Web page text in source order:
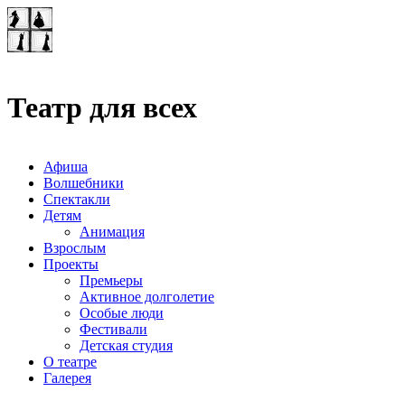
Театр для всех
Афиша
Волшебники
Спектакли
Детям
Анимация
Взрослым
Проекты
Премьеры
Активное долголетие
Особые люди
Фестивали
Детская студия
О театре
Галерея